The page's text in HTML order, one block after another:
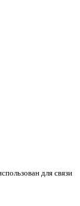
для связи